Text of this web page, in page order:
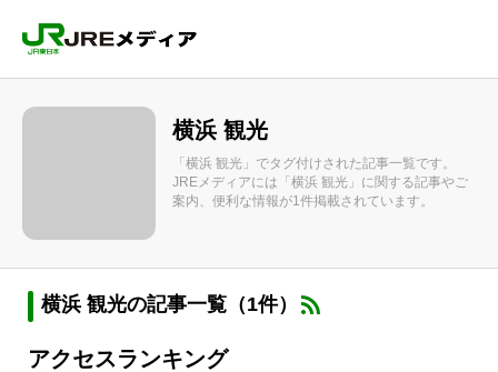
横浜 観光
「横浜 観光」でタグ付けされた記事一覧です。
JREメディアには「横浜 観光」に関する記事やご
案内、便利な情報が1件掲載されています。
横浜 観光の記事一覧（1件）
アクセスランキング